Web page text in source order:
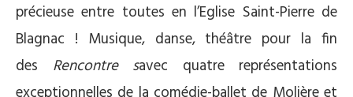
précieuse entre toutes en l’Eglise Saint-Pierre de
Blagnac ! Musique, danse, théâtre pour la fin
des Rencontre savec quatre représentations